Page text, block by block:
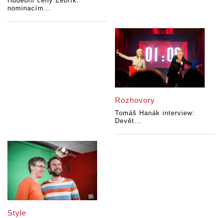
nominacím...
Rozhovory
Tomáš Hanák interview:
Devět...
Style